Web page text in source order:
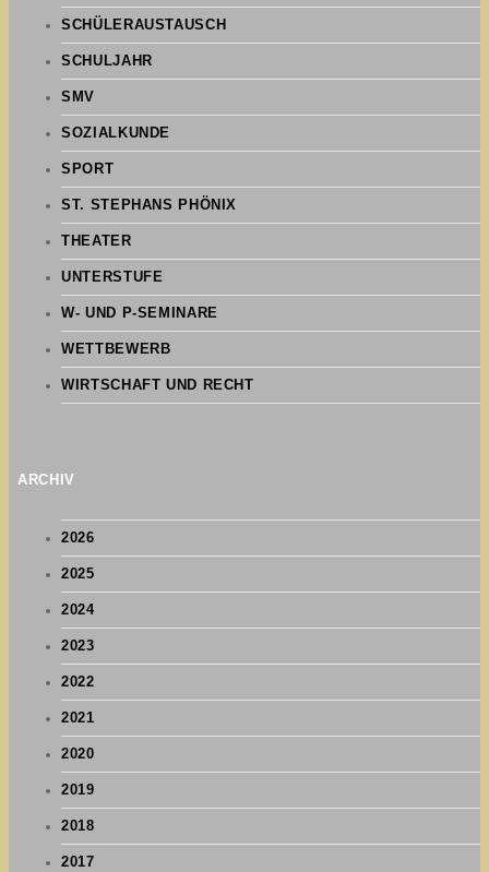
SCHÜLERAUSTAUSCH
SCHULJAHR
SMV
SOZIALKUNDE
SPORT
ST. STEPHANS PHÖNIX
THEATER
UNTERSTUFE
W- UND P-SEMINARE
WETTBEWERB
WIRTSCHAFT UND RECHT
ARCHIV
2026
2025
2024
2023
2022
2021
2020
2019
2018
2017